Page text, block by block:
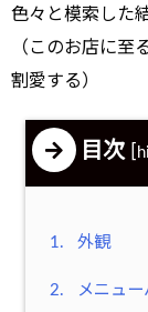
色々と模索した
（このお店に至
割愛する）
目次
1. 外観
2. メニュ